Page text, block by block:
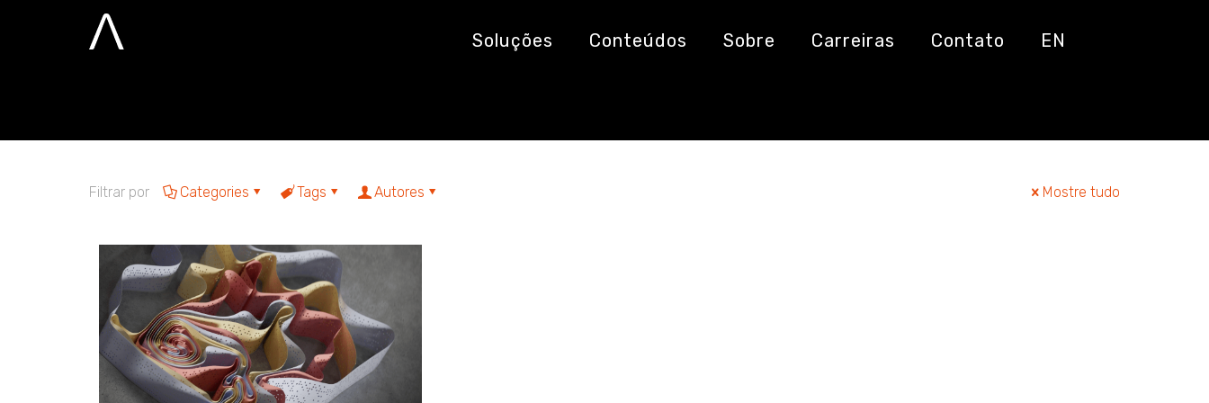
Soluções Conteúdos Sobre Carreiras Contato EN
modelos de linguagem natural
Filtrar por Categories Tags Autores Mostre tudo